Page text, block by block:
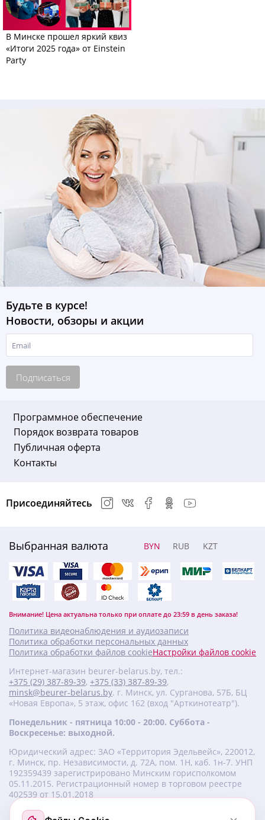
В Минске прошел яркий квиз
«Итоги 2025 года» от Einstein
Party
Будьте в курсе!
Новости, обзоры и акции
Подписаться
Программное обеспечение
Порядок возврата товаров
Публичная оферта
Контакты
Выбранная валюта BYN RUB KZT
Внимание! Цена актуальна только при оплате до 23:59 в день заказа!
Присоединяйтесь
Политика видеонаблюдения и аудиозаписи
Политика обработки персональных данных
Политика обработки файлов cookieНастройки файлов cookie
Интернет-магазин beurer-belarus.by, тел.:
+375 (29) 387-89-39, +375 (33) 387-89-39,
minsk@beurer-belarus.by. г. Минск, ул. Сурганова, 57Б, БЦ
«Новая Европа», 5 этаж, офис 162 (вход "Арткинотеатр").
Понедельник - пятница 10:00 - 20:00. Суббота -
Воскресенье: выходной.
Юридический адрес: ЗАО «Территория Эдельвейс», 220012,
г. Минск, пр. Независимости, д. 72А, пом. 1Н, каб. 1н-7. УНП
‎192359439 зарегистрировано Минским горисполкомом
05.11.2015. Регистрационный номер в торговом реестре
402539 от 15.01.2018